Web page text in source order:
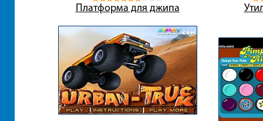
Платформа для джипа